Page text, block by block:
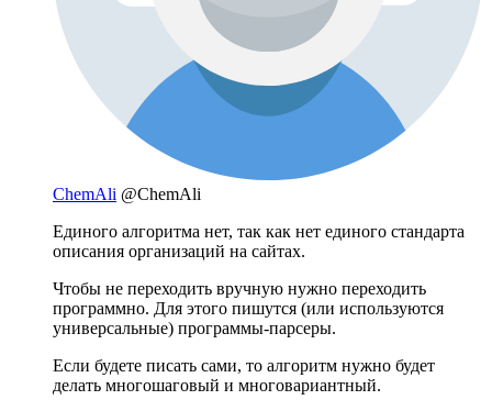
ChemAli @ChemAli
Единого алгоритма нет, так как нет единого стандарта
описания организаций на сайтах.
Чтобы не переходить вручную нужно переходить
программно. Для этого пишутся (или используются
универсальные) программы-парсеры.
Если будете писать сами, то алгоритм нужно будет
делать многошаговый и многовариантный.